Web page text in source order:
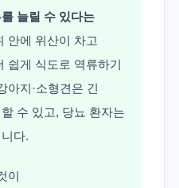
늘릴 수 있다는
안에 위산이 차고
쉽게 식도로 역류하기
아지·소형견은 긴
수 있고, 당뇨 환자는
다.
이